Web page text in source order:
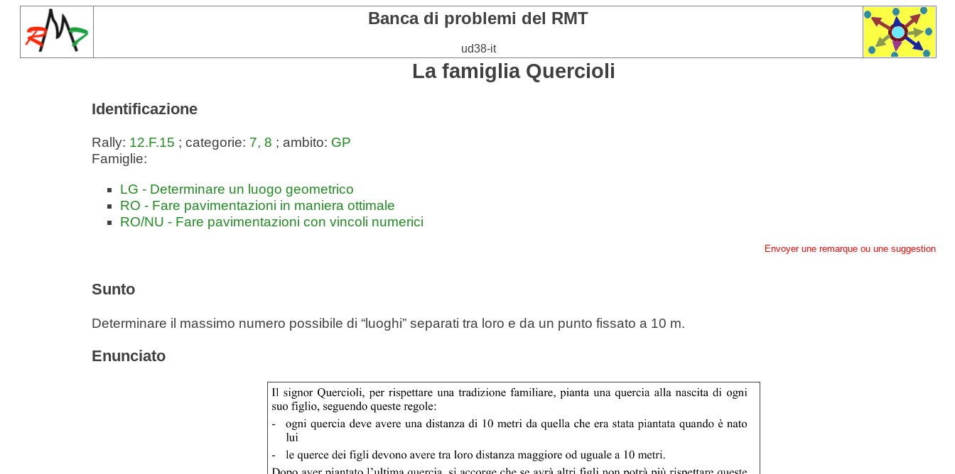
Banca di problemi del RMT
ud38-it
La famiglia Quercioli
Identificazione
Rally: 12.F.15 ; categorie: 7, 8 ; ambito: GP
Famiglie:
LG - Determinare un luogo geometrico
RO - Fare pavimentazioni in maniera ottimale
RO/NU - Fare pavimentazioni con vincoli numerici
Envoyer une remarque ou une suggestion
Sunto
Determinare il massimo numero possibile di “luoghi” separati tra loro e da un punto fissato a 10 m.
Enunciato